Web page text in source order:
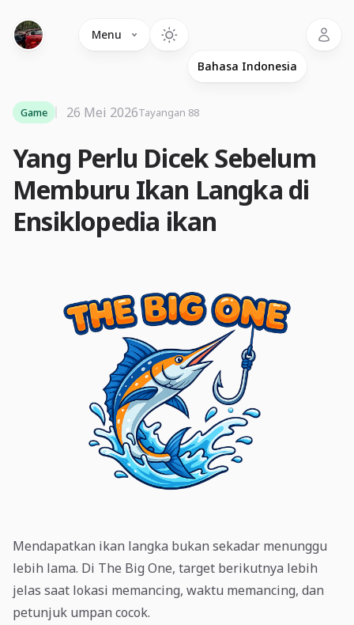
Menu
Yang Perlu Dicek Sebelum
Memburu Ikan Langka di
Ensiklopedia ikan
Game 26 Mei 2026Tayangan 88
Mendapatkan ikan langka bukan sekadar menunggu
lebih lama. Di The Big One, target berikutnya lebih
jelas saat lokasi memancing, waktu memancing, dan
petunjuk umpan cocok.